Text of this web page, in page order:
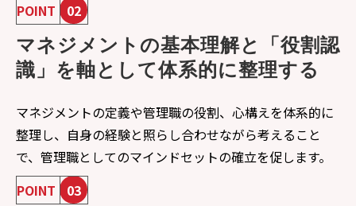
POINT
02
マネジメントの基本理解と「役割認
識」を軸として体系的に整理する
マネジメントの定義や管理職の役割、心構えを体系的に
整理し、自身の経験と照らし合わせながら考えること
で、管理職としてのマインドセットの確立を促します。
POINT
03